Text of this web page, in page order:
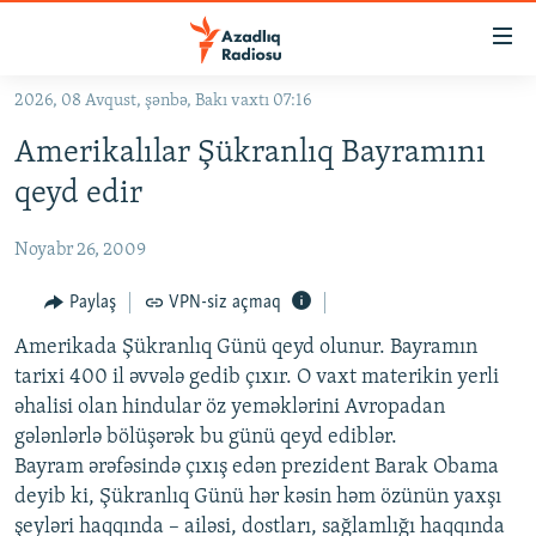
Əsas
qayıt
Əsas
naviqasiyaya
qayıt
KORRUPSIOMETR
#ƏSLINDƏ
FƏRQƏ BAX
QANUNI DOĞRU
ARAŞDIRMA
MULTIMEDIA
VIDEO
FOTOQALEREYA
RADIO ARXIV
OXU ZALI
HAQQIMIZDA
2026, 08 Avqust, şənbə, Bakı vaxtı 07:16
Amerikalılar Şükranlıq Bayramını
qeyd edir
Noyabr 26, 2009
Paylaş VPN-siz açmaq
Amerikada Şükranlıq Günü qeyd olunur. Bayramın
tarixi 400 il əvvələ gedib çıxır. O vaxt materikin yerli
əhalisi olan hindular öz yeməklərini Avropadan
gələnlərlə bölüşərək bu günü qeyd ediblər.
Bayram ərəfəsində çıxış edən prezident Barak Obama
deyib ki, Şükranlıq Günü hər kəsin həm özünün yaxşı
şeyləri haqqında – ailəsi, dostları, sağlamlığı haqqında